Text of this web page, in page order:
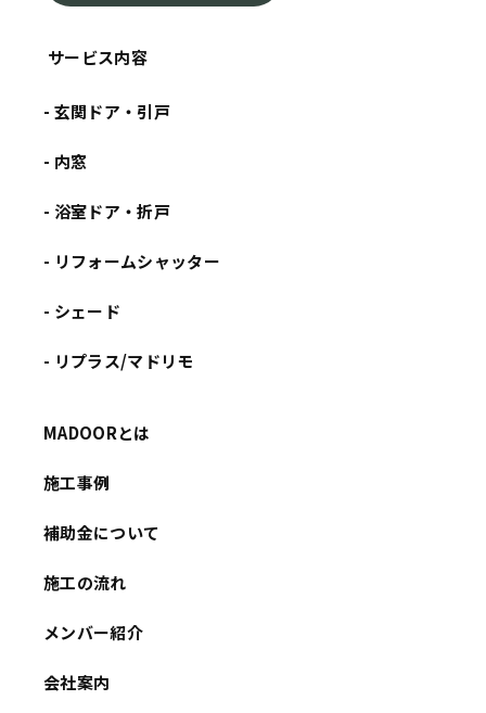
サービス内容
- 玄関ドア・引戸
- 内窓
- 浴室ドア・折戸
- リフォームシャッター
- シェード
- リプラス/マドリモ
MADOORとは
施工事例
補助金について
施工の流れ
メンバー紹介
会社案内